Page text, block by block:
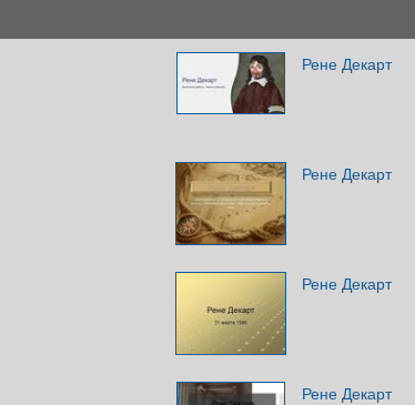
Рене Декарт
Рене Декарт
Рене Декарт
Рене Декарт